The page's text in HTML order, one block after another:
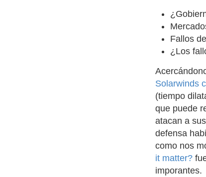
Fallos
¿Los
Solarwinds
(tiempo
que puede
atacan a
defensa
como nos
it matter?
imporantes.